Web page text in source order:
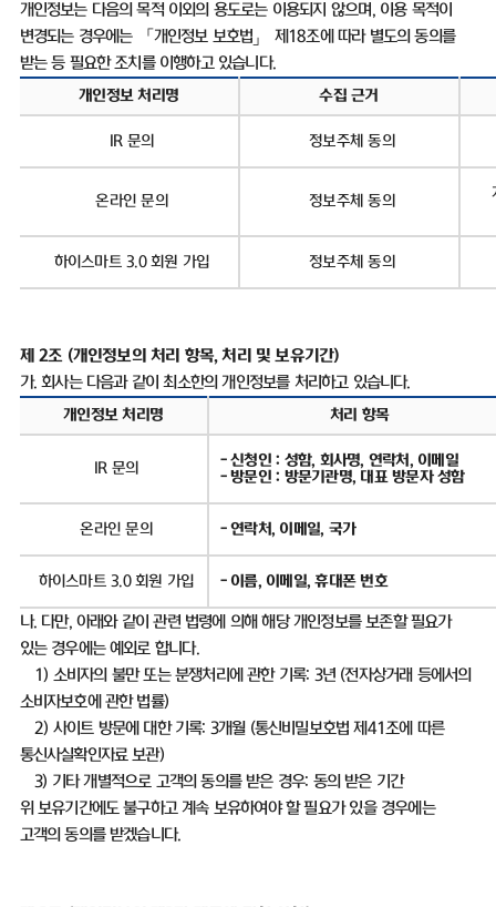
개인정보는 다음의 목적 이외의 용도로는 이용되지 않으며, 이용 목적이
변경되는 경우에는 「개인정보 보호법」 제 18조에 따라 별도의 동의를
받는 등 필요한 조치를 이행하고 있습니다.
개인정보 처리명 수집 근거
IR 문의 정보주체 동의
온라인 문의 정보주체 동의
하이스마트3.0회원 가입 정보주체 동의
제 2조 (개인정보의 처리 항목,처리 및 보유기간)
가.회사는 다음과 같이 최소한의 개인정보를 처리하고 있습니다.
개인정보 처리명 처리 항목
IR 문의 - 신청인 : 성함, 회사명, 연락처 , 이메일
- 방문인: 방문기관명, 대표 방문자 성함
온라인 문의 - 연락처, 이메일, 국가
하이스마트3.0회원 가입 - 이름, 이메일,휴대폰 번호
나. 다만, 아래와 같이 관련 법령에 의해 해당 개인정보를 보존할 필요가
있는 경우에는 예외로 합니다.
1) 소비자의 불만 또는 분쟁처리에 관한 기록: 3년 (전자상거래 등에서의
소비자보호에 관한 법률)
2) 사이트 방문에 대한 기록: 3개월 (통신비밀보호법 제 41 조에 따른
통신사실확인자료 보관)
3) 기타 개별적으로 고객의 동의를 받은 경우: 동의 받은 기간
위 보유기간에도 불구하고 계속 보유하여야 할 필요가 있을 경우에는
고객의 동의를 받겠습니다.